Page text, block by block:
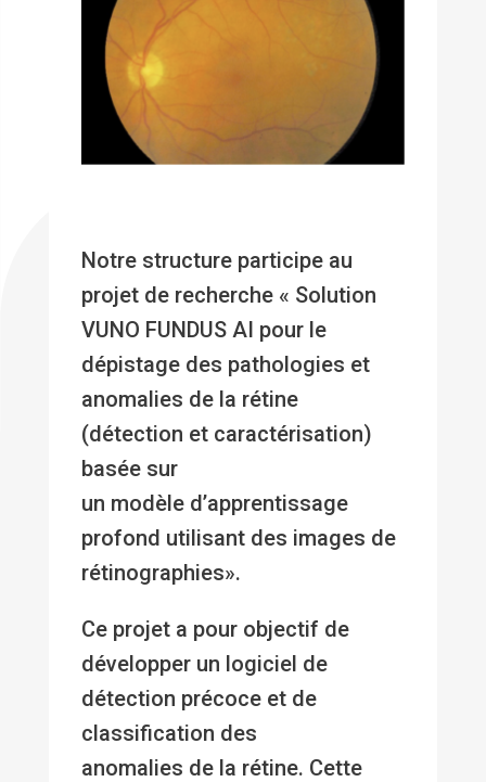
Notre structure participe au
projet de recherche « Solution
VUNO FUNDUS AI pour le
dépistage des pathologies et
anomalies de la rétine
(détection et caractérisation)
basée sur
un modèle d’apprentissage
profond utilisant des images de
rétinographies».
Ce projet a pour objectif de
développer un logiciel de
détection précoce et de
classification des
anomalies de la rétine. Cette